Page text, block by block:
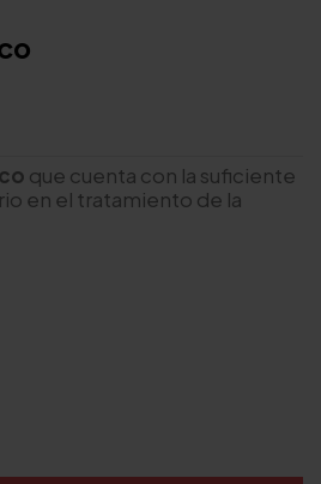
que cuenta con la suficiente
en el tratamiento de la